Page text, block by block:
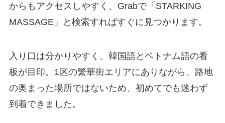
からもアクセスしやすく、Grabで「STARKING
MASSAGE」と検索すればすぐに見つかります。
入り口は分かりやすく、韓国語とベトナム語の看
板が目印。1区の繁華街エリアにありながら、路地
の奥まった場所ではないため、初めてでも迷わず
到着できました。